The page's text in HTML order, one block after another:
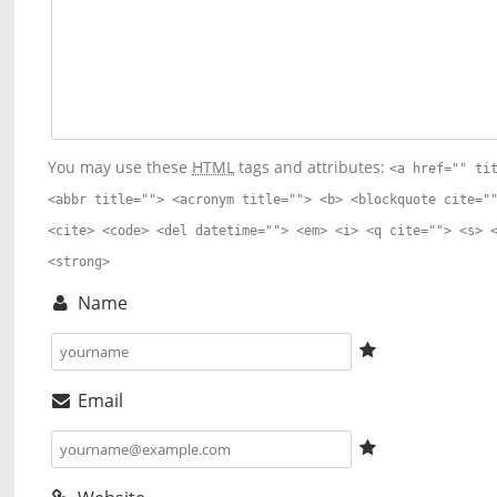
You may use these HTML tags and attributes:<a href=""
<abbr title=""> <acronym title=""> <b> <blockquote
<cite> <code> <del datetime=""> <em> <i> <q cite=""> <s>
<strong>
Name
Email